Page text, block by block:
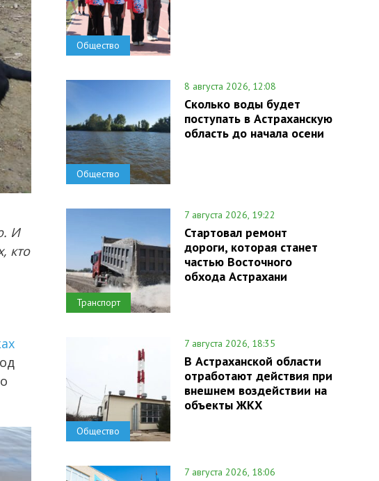
И
кто
Общество
Общество
8 августа 2026, 12:08
Сколько воды будет
поступать в Астраханскую
область до начала осени
Транспорт
7 августа 2026, 19:22
Стартовал ремонт
дороги, которая станет
частью Восточного
обхода Астрахани
Общество
7 августа 2026, 18:35
В Астраханской области
отработают действия при
внешнем воздействии на
объекты ЖКХ
7 августа 2026, 18:06